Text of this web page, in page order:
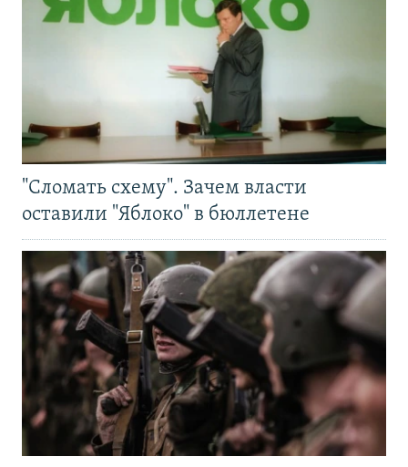
"Сломать схему". Зачем власти
оставили "Яблоко" в бюллетене